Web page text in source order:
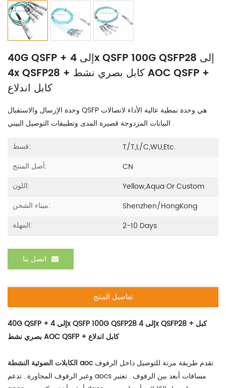
40G QSFP + إلى 4x QSFP 100G QSFP28 إلى
4x QSFP28 + كابل بصري نشط AOC QSFP +
كابل اندلاع
وحدة الإرسال والاستقبال QSFP هي وحدة نمطية عالية الأداء لاتصالات
البيانات المزدوجة قصيرة المدى وتطبيقات التوصيل البيني .
قسط:
T/T,L/C,WU,etc.
أصل المنتج:
CN
اللون:
Yellow,Aqua Or Custom
ميناء الشحن:
Shenzhen/HongKong
المهلة:
2-10 Days
اتصل بنا
تفاصيل المنتج
40G QSFP + إلى 4x QSFP 100G QSFP28 إلى 4x QSFP28 + كبل
بصري نشط AOC QSFP + كابل اندلاع
الكابلات الضوئية النشطة aocتقدم طريقة مرنة للتوصيل داخل الرفوف
وعبر الرفوف المجاورة . تدعم aocs مسافات أبعد بين الرفوف . تعتبر